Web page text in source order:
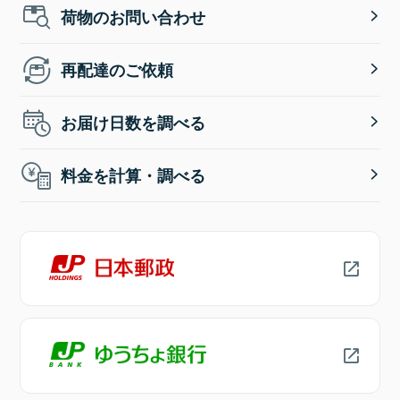
荷物のお問い合わせ
再配達のご依頼
お届け日数を調べる
料金を計算・調べる